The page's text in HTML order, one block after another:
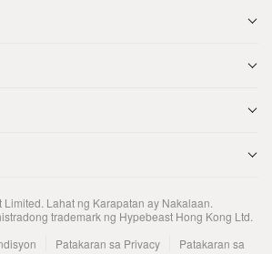
Limited. Lahat ng Karapatan ay Nakalaan.
trademark ng Hypebeast Hong Kong Ltd.
Patakaran sa Privacy
Patakaran sa